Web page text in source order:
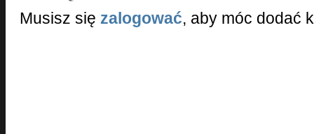
Musisz się zalogować, aby móc dodać